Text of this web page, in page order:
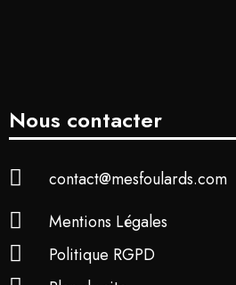
Nous contacter
contact@mesfoulards.com
Mentions Légales
Politique RGPD